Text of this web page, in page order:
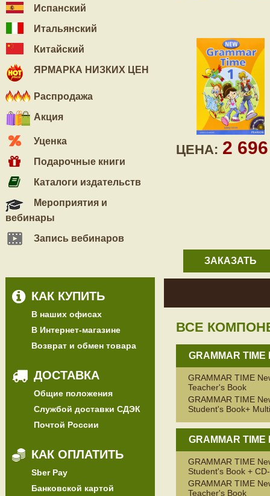
Испанский
Итальянский
Китайский
ЯРМАРКА НИЗКИХ ЦЕН
Распродажа
Акция
Уценка
Подарочные книги
Каталоги издательств
Мероприятия и
вебинары
Запись вебинаров
КАК КУПИТЬ
В наших офисах
В Интернет-магазине
Возврат и обмен товара
ДОСТАВКА
Общие положения
Службой доставки СДЭК
Почтой России
КАК ОПЛАТИТЬ
Sber Pay
Банковской картой
ЦЕНА: 2
ЗАКАЗАТЬ
ВСЕ
GRAMMAR TIME
GRAMMAR TIME
Teacher's Book
GRAMMAR TIME
Student's Book+
GRAMMAR TIME
GRAMMAR TIME
Student's Book +
GRAMMAR TIME
Teacher's Book